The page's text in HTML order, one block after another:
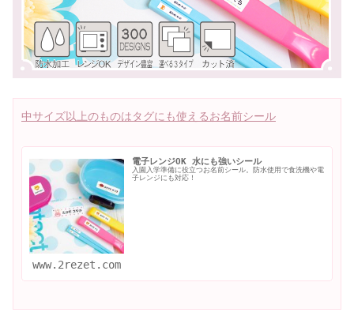
中サイズ以上のものはタグにも使えるお名前シール
電子レンジOK 水にも強いシール
入園入学準備に役立つお名前シール。防水使用で食洗機や電
子レンジにも対応！
www.2rezet.com